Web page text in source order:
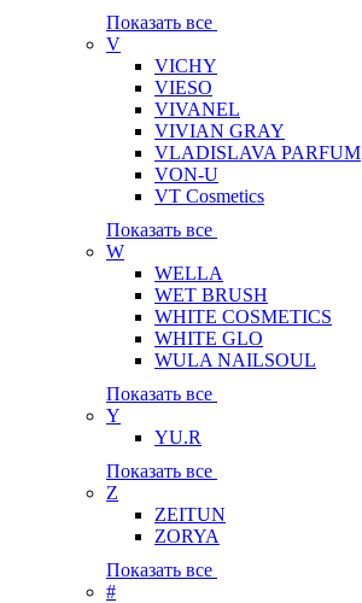
Показать все
V
VICHY
VIESO
VIVANEL
VIVIAN GRAY
VLADISLAVA PARFUM
VON-U
VT Cosmetics
Показать все
W
WELLA
WET BRUSH
WHITE COSMETICS
WHITE GLO
WULA NAILSOUL
Показать все
Y
YU.R
Показать все
Z
ZEITUN
ZORYA
Показать все
#